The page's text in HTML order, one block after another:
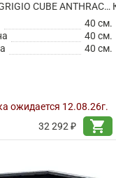
КАШПО GRIGIO CUBE ANTHRACITE НА КОЛЕСИКАХ
40 см.
40 см.
40 см.
ожидается 12.08.26г.
32 292 ₽
shopping_cart